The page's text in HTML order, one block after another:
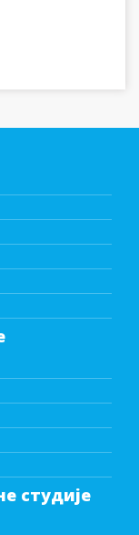
студије